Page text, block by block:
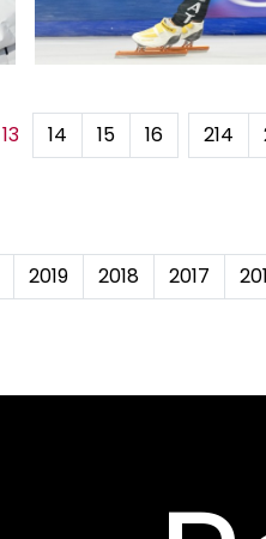
13 14 15 16 214
2019 2018 2017